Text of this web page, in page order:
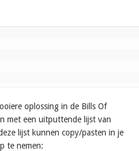
oplossing in de Bills Of
met een uitputtende lijst van
lijst kunnen copy/pasten in je
te nemen: